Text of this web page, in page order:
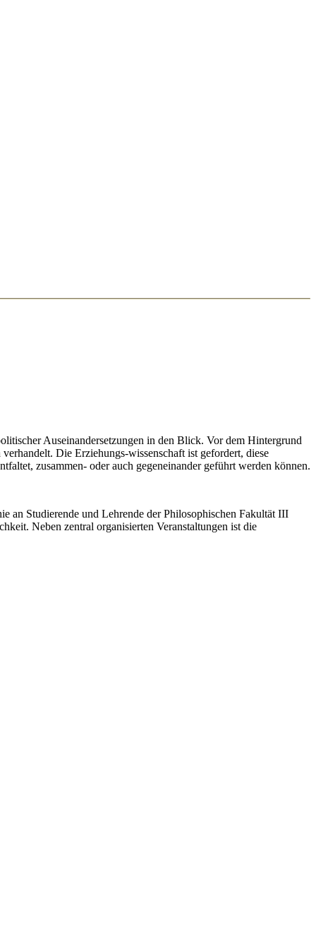
Auseinandersetzungen in den Blick. Vor dem Hintergrund
Die Erziehungs-wissenschaft ist gefordert, diese
zusammen- oder auch gegeneinander geführt werden können.
an Studierende und Lehrende der Philosophischen Fakultät III
Neben zentral organisierten Veranstaltungen ist die